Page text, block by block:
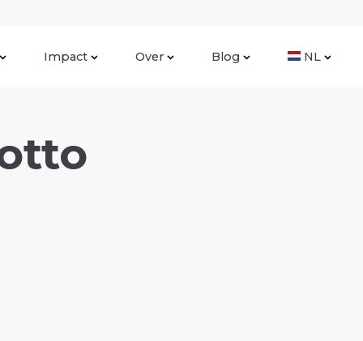
Impact Over Blog NL